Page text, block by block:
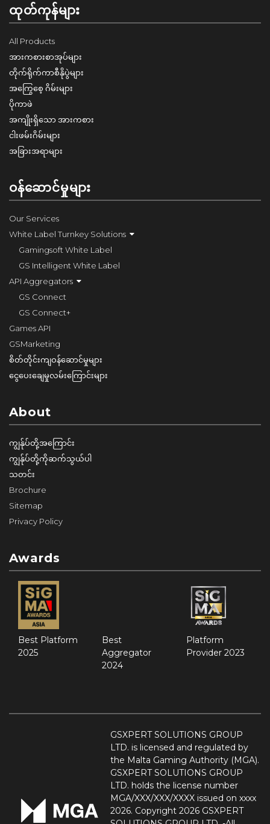
ထုတ်ကုန်များ
All Products
အားကစားစာအုပ်များ
တိုက်ရိုက်ကာစီနိုပွဲများ
အကြွေစေ့ ဂိမ်းများ
ပိုကာဖဲ
အကျိုးရှိသော အားကစား
ငါးဖမ်းဂိမ်းများ
အခြားအရာများ
ဝန်ဆောင်မှုများ
Our Services
White Label Turnkey Solutions
Gamingsoft White Label
GS Intelligent White Label
API Aggregators
GS Connect
GS Connect+
Games API
GSMarketing
စိတ်တိုင်းကျဝန်ဆောင်မှုများ
ငွေပေးချေမှုလမ်းကြောင်းများ
About
ကျွန်ုပ်တို့အကြောင်း
ကျွန်ုပ်တို့ကိုဆက်သွယ်ပါ
သတင်း
Brochure
Sitemap
Privacy Policy
Awards
Best Platform
2025
Best
Aggregator
2024
Platform
Provider 2023
GSXPERT SOLUTIONS GROUP
LTD. is licensed and regulated by
the Malta Gaming Authority (MGA).
GSXPERT SOLUTIONS GROUP
LTD. holds the license number
MGA/XXX/XXX/XXXX issued on xxxx
2026. Copyright 2026 GSXPERT